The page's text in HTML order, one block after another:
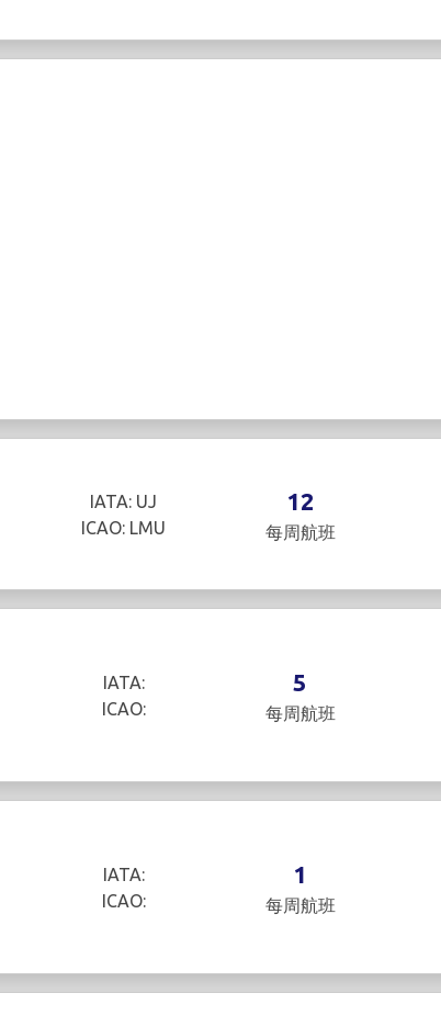
IATA: UJ
ICAO: LMU
12
每周航班
IATA:
ICAO:
5
每周航班
IATA:
ICAO:
1
每周航班